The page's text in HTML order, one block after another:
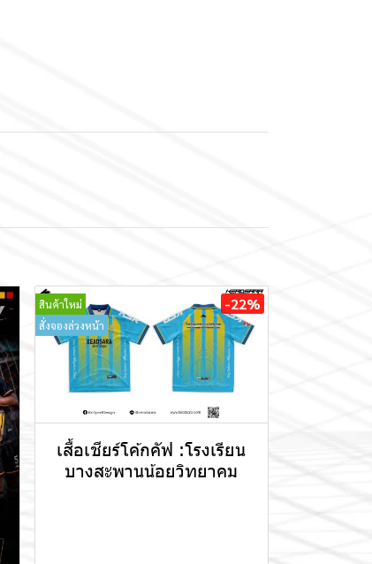
สินค้าใหม่
สั่งจองล่วงหน้า
-22%
เสื้อเชียร์โค้กคัฟ :โรงเรียน
บางสะพานน้อยวิทยาคม